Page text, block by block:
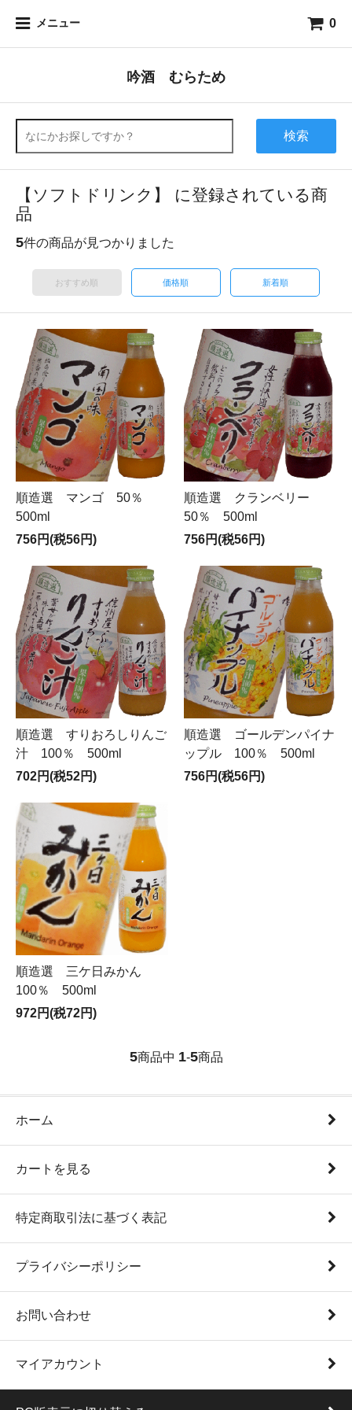
メニュー 0
吟酒 むらため
検索
【ソフトドリンク】 に登録されている商
品
5件の商品が見つかりました
おすすめ順 価格順 新着順
順造選 マンゴ 50％
500ml
756円(税56円)
順造選 クランベリー
50％ 500ml
756円(税56円)
順造選 すりおろしりんご
汁 100％ 500ml
702円(税52円)
順造選 ゴールデンパイナ
ップル 100％ 500ml
756円(税56円)
順造選 三ケ日みかん
100％ 500ml
972円(税72円)
5商品中 1-5商品
ホーム
カートを見る
特定商取引法に基づく表記
プライバシーポリシー
お問い合わせ
マイアカウント